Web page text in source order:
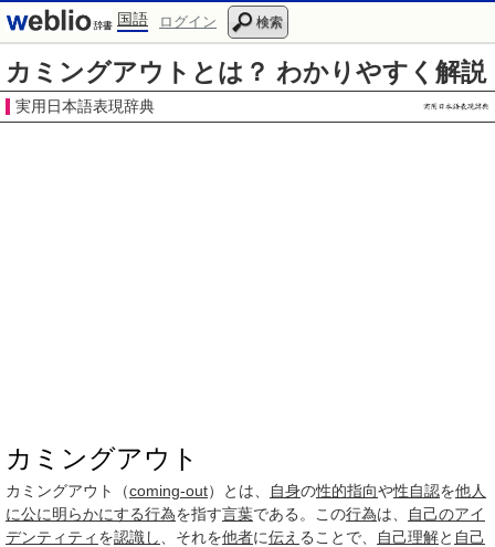
国語 ログイン 検索
カミングアウトとは？ わかりやすく解説
実用日本語表現辞典
カミングアウト
カミングアウト（coming-out）とは、 自身の性的指向や性自認を他人
に公に明らかにする行為を指す言葉である。この行為は、 自己のアイ
デンティティ を認識し 、それを他者に伝え ることで、 自己理解と 自己